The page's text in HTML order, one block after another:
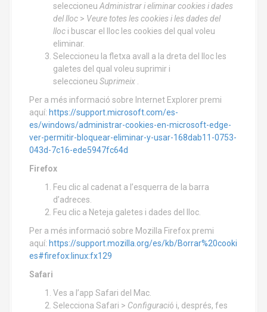
seleccioneu Administrar i eliminar cookies i dades
del lloc > Veure totes les cookies i les dades del
lloc i buscar el lloc les cookies del qual voleu
eliminar.
Seleccioneu la fletxa avall a la dreta del lloc les
galetes del qual voleu suprimir i
seleccioneu Suprimeix
Per a més informació sobre Internet Explorer premi
aquí: https://support.microsoft.com/es-
es/windows/administrar-cookies-en-microsoft-edge-
ver-permitir-bloquear-eliminar-y-usar-168dab11-0753-
043d-7c16-ede5947fc64d
Firefox
Feu clic al cadenat a l’esquerra de la barra
d’adreces.
Feu clic a Neteja galetes i dades del lloc.
Per a més informació sobre Mozilla Firefox premi
aquí: https://support.mozilla.org/es/kb/Borrar%20cooki
es#firefox:linux:fx129
Safari
Ves a l’app Safari del Mac.
Selecciona Safari > Configuració i, després, fes